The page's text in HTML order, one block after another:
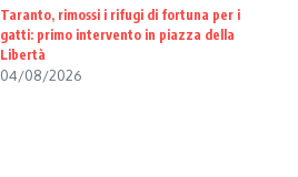
Taranto, rimossi i rifugi di fortuna per i
gatti: primo intervento in piazza della
Libertà
04/08/2026